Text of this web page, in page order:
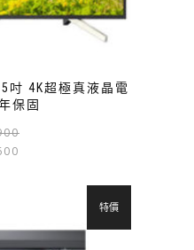
吋 4K超極真液晶電
保固
特價